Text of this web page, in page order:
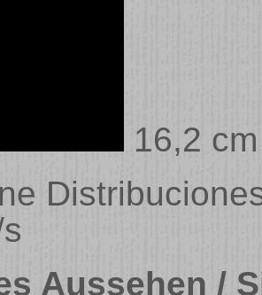
16,2
Aussehen /